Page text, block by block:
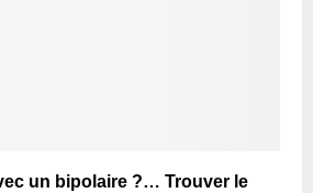
un bipolaire ?… Trouver le